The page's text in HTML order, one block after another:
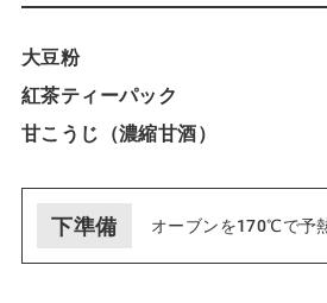
大豆粉
紅茶ティーパック
甘こうじ（濃縮甘酒）
下準備 オーブンを170℃で予